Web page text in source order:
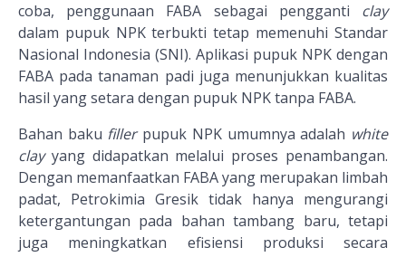
coba, penggunaan FABA sebagai pengganti clay
dalam pupuk NPK terbukti tetap memenuhi Standar
Nasional Indonesia (SNI). Aplikasi pupuk NPK dengan
FABA pada tanaman padi juga menunjukkan kualitas
hasil yang setara dengan pupuk NPK tanpa FABA.
Bahan baku fillerpupuk NPK umumnya adalah white
clayyang didapatkan melalui proses penambangan.
Dengan memanfaatkan FABA yang merupakan limbah
padat, Petrokimia Gresik tidak hanya mengurangi
ketergantungan pada bahan tambang baru, tetapi
juga meningkatkan efisiensi produksi secara